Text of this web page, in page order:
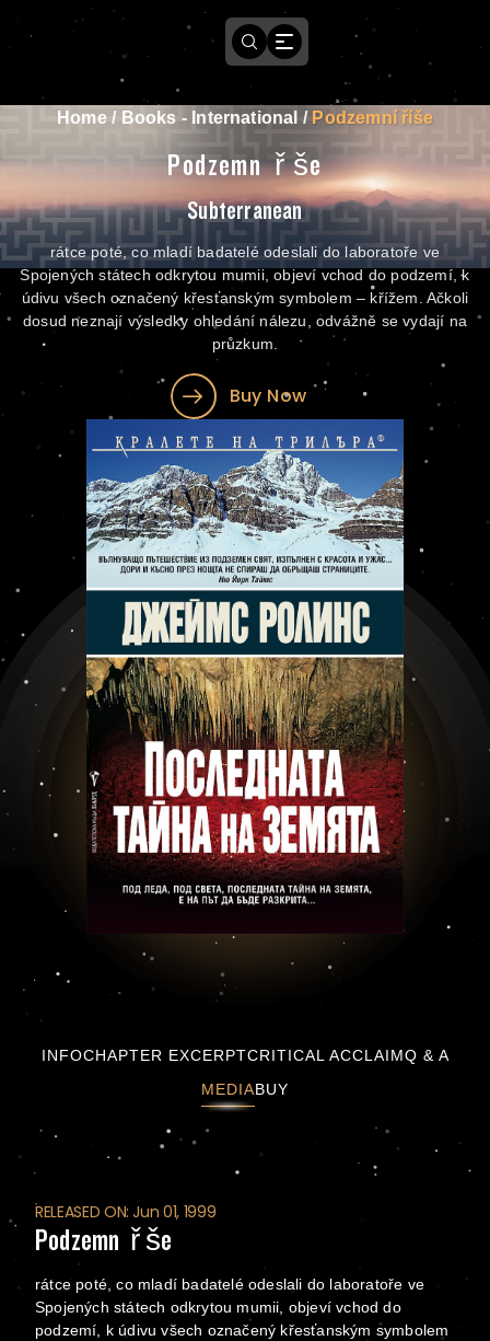
Home/ Books - International / Podzemní říše
Podzemní říše
Subterranean
rátce poté, co mladí badatelé odeslali do laboratoře ve
Spojených státech odkrytou mumii, objeví vchod do podzemí, k
údivu všech označený křesťanským symbolem – křížem. Ačkoli
dosud neznají výsledky ohledání nálezu, odvážně se vydají na
průzkum.
Buy Now
INFOCHAPTER EXCERPTCRITICAL ACCLAIMQ & A
MEDIABUY
RELEASED ON: Jun 01, 1999
Podzemní říše
rátce poté, co mladí badatelé odeslali do laboratoře ve
Spojených státech odkrytou mumii, objeví vchod do
podzemí, k údivu všech označený křesťanským symbolem